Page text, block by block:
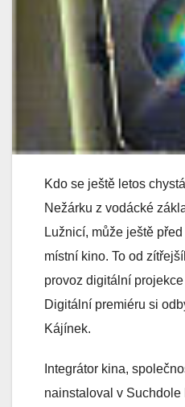
Kdo se ještě letos
Nežárku z vodácké
Lužnicí, může ještě
místní kino. To od
provoz digitální
Digitální premiéru si
Kájínek.
Integrátor kina,
nainstaloval v Suchdole